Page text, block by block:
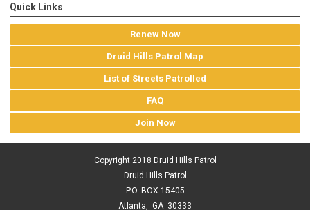
Quick Links
Renew Now
Druid Hills Patrol Map
List of Streets Patrolled
FAQ
Join Now
Copyright 2018 Druid Hills Patrol
Druid Hills Patrol
P.O. BOX 15405
Atlanta, GA 30333